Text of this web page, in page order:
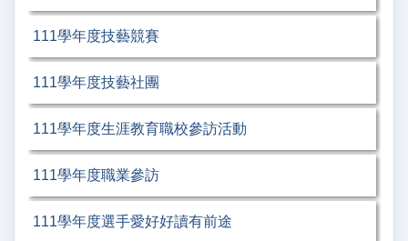
111學年度技藝競賽
111學年度技藝社團
111學年度生涯教育職校參訪活動
111學年度職業參訪
111學年度選手愛好好讀有前途